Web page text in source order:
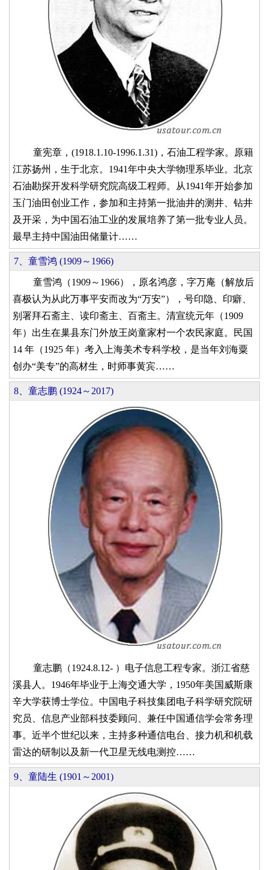
童宪章，(1918.1.10-1996.1.31)，石油工程学家。原籍
江苏扬州，生于北京。1941年中央大学物理系毕业。北京
石油勘探开发科学研究院高级工程师。从1941年开始参加
玉门油田创业工作，参加和主持第一批油井的测井、钻井
及开采，为中国石油工业的发展培养了第一批专业人员。
最早主持中国油田储量计……
7、童雪鸿 (1909～1966)
童雪鸿（1909～1966），原名鸿彦，字万庵（解放后
喜极认为从此万事平安而改为“万安”），号印隐、印癖、
别署拜石斋主、读印斋主、百斋主。清宣统元年（1909
年）出生在巢县东门外放王岗童家村一个农民家庭。民国
14 年（1925 年）考入上海美术专科学校，是当年刘海粟
创办“美专”的高材生，时师事黄宾……
8、童志鹏 (1924～2017)
童志鹏（1924.8.12- ）电子信息工程专家。浙江省慈
溪县人。1946年毕业于上海交通大学，1950年美国威斯康
辛大学获博士学位。中国电子科技集团电子科学研究院研
究员、信息产业部科技委顾问、兼任中国通信学会常务理
事。近半个世纪以来，主持多种通信电台、接力机和机载
雷达的研制以及新一代卫星无线电测控……
9、童陆生 (1901～2001)